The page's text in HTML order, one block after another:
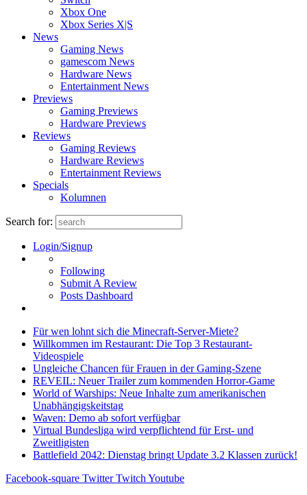
Xbox One
Xbox Series X|S
News
Gaming News
gamescom News
Hardware News
Entertainment News
Previews
Gaming Previews
Hardware Previews
Reviews
Gaming Reviews
Hardware Reviews
Entertainment Reviews
Specials
Kolumnen
Search for:
Login/Signup
Following
Submit A Review
Posts Dashboard
Für wen lohnt sich die Minecraft-Server-Miete?
Willkommen im Restaurant: Die Top 3 Restaurant-
Videospiele
Ungleiche Chancen für Frauen in der Gaming-Szene
REVEIL: Neuer Trailer zum kommenden Horror-Game
World of Warships: Neue Inhalte zum amerikanischen
Unabhängigskeitstag
Waven: Demo ab sofort verfügbar
Virtual Bundesliga wird verpflichtend für Erst- und
Zweitligisten
Battlefield 2042: Dienstag bringt Update 3.2 Klassen zurück!
Facebook-square Twitter Twitch Youtube